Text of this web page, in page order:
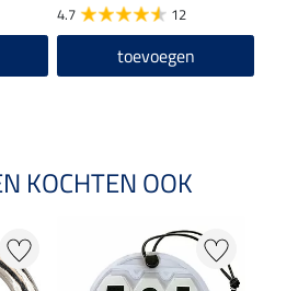
4.7 12
toevoegen
KOCHTEN OOK